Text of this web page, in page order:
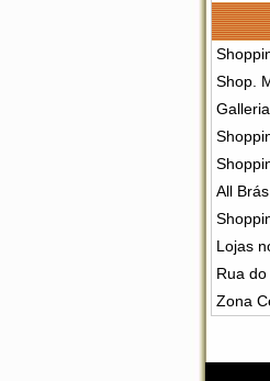
Shop.
All
Lojas
Rua
Zona